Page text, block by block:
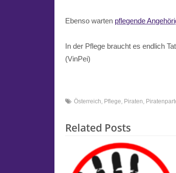
Ebenso warten pflegende
In der Pflege braucht es endlich
(VinPei)
Österreich Pflege Piraten
Related Posts